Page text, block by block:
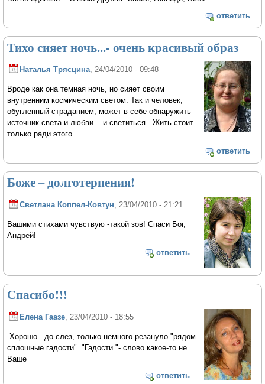
ответить
Тихо сияет ночь...- очень красивый образ
Наталья Трясцина, 24/04/2010 - 09:48
Вроде как она темная ночь, но сияет своим
внутренним космическим светом. Так и человек,
обугленный страданием, может в себе обнаружить
источник света и любви... и светиться...Жить стоит
только ради этого.
ответить
Боже – долготерпения!
Светлана Коппел-Ковтун, 23/04/2010 - 21:21
Вашими стихами чувствую -такой зов! Спаси Бог,
Андрей!
ответить
Спасибо!!!
Елена Гаазе , 23/04/2010 - 18:55
Хорошо...до слез, только немного резануло "рядом
сплошные гадости". "Гадости "- слово какое-то не
Ваше
ответить